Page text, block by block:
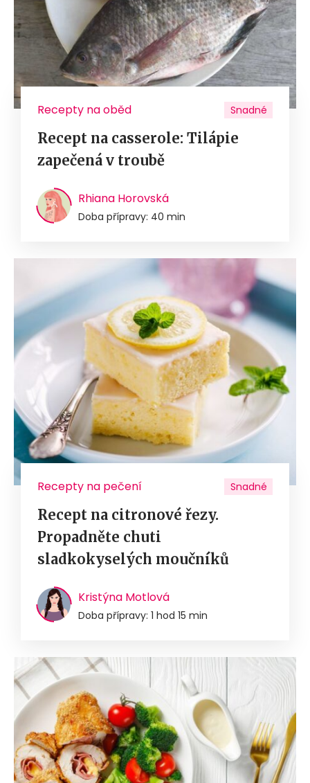
Recepty na oběd Snadné
Recept na casserole: Tilápie
zapečená v troubě
Rhiana Horovská
Doba přípravy: 40 min
Recepty na pečení Snadné
Recept na citronové řezy.
Propadněte chuti
sladkokyselých moučníků
Kristýna Motlová
Doba přípravy: 1 hod 15 min